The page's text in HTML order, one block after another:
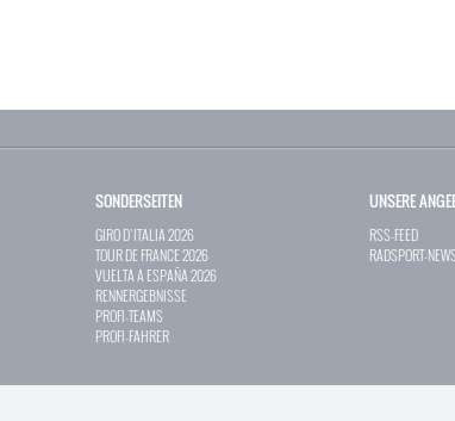
SONDERSEITEN
GIRO D`ITALIA 2026
TOUR DE FRANCE 2026
VUELTA A ESPAÑA 2026
RENNERGEBNISSE
PROFI-TEAMS
PROFI-FAHRER
UNSERE
RSS-FEED
RADSPORT-